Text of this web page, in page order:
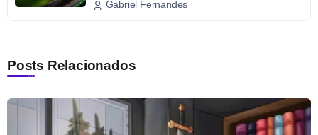
Gabriel Fernandes
Posts Relacionados